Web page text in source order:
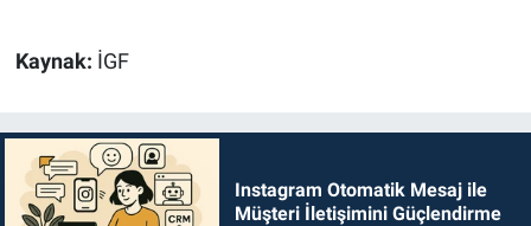
Kaynak: İGF
Instagram Otomatik Mesaj ile
Müşteri İletişimini Güçlendirme